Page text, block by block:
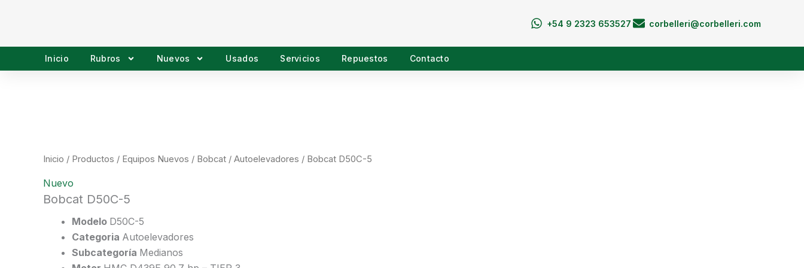
+54 9 2323 653527 corbelleri@corbelleri.com
Inicio Rubros Nuevos Usados Servicios Repuestos Contacto
Inicio / Productos / Equipos Nuevos / Bobcat / Autoelevadores / Bobcat D50C-5
Nuevo
Bobcat D50C-5
Modelo D50C-5
Categoria Autoelevadores
Subcategoría Medianos